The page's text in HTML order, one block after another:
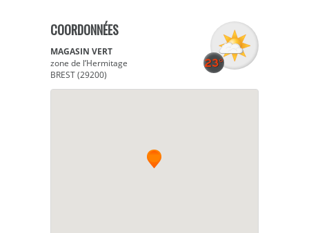
COORDONNÉES
MAGASIN VERT
zone de l’Hermitage
BREST (29200)